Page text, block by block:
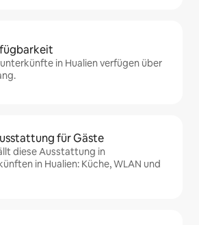
in Hualien verfügen über
für Gäste
diese Ausstattung in
in Hualien: Küche, WLAN und